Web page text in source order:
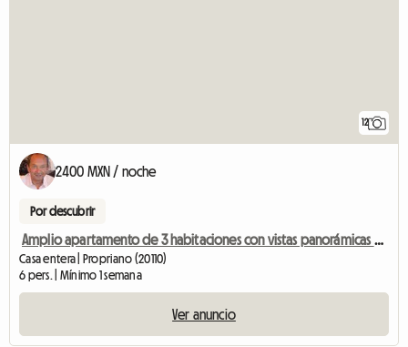
12
2400 MXN / noche
Por descubrir
Amplio apartamento de 3 habitaciones con vistas panorámicas al mar.
Casa entera | Propriano (20110)
6 pers. | Mínimo 1 semana
Ver anuncio